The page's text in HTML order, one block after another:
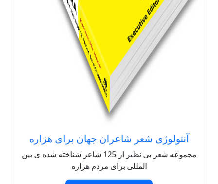
آنتولوژی شعر شاعران جهان برای هزاره
مجموعه شعر بی نظیر از 125 شاعر شناخته شده ی بین
المللی برای مردم هزاره